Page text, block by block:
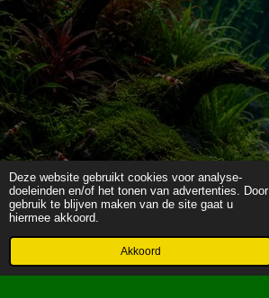
Deze website gebruikt cookies voor analyse-
doeleinden en/of het tonen van advertenties. Door
gebruik te blijven maken van de site gaat u
hiermee akkoord.
Akkoord
Telefoonnummer